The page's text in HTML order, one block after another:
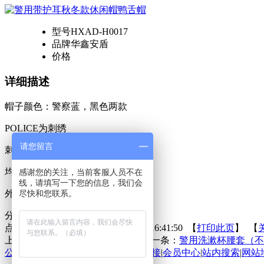
型号HXAD-H0017
品牌华鑫安盾
价格
详细描述
帽子颜色：警察蓝，黑色两款
POLICE为刺绣
刺绣颜色为银色，金色
均码，后面可以调节尺寸
外面条绒料，里面涤纶材质
分享到：
点击次数：更新时间：2020-10-21 16:41:50 【打印此页】 【
上一条：
下一条： 警用洗漱杯腰套（不
公司动态
友情链接|会员中心|站内搜索|网站
请您留言
感谢您的关注，当前客服人员不在
线，请填写一下您的信息，我们会
尽快和您联系。